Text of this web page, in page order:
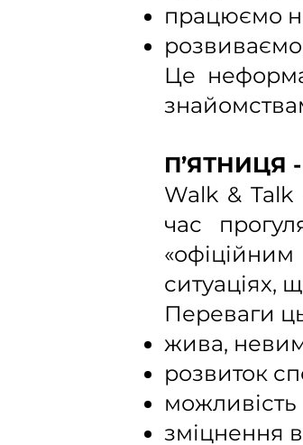
працюємо
Це
П’ЯТНИЦЯ -
Walk & Talk
час
ситуаціях,
Переваги
жива,
розвиток
зміцнення